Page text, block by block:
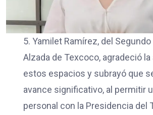
5. Yamilet Ramírez, del
Alzada de Texcoco, agradeció
estos espacios y subrayó que
avance significativo, al permitir
personal con la Presidencia del